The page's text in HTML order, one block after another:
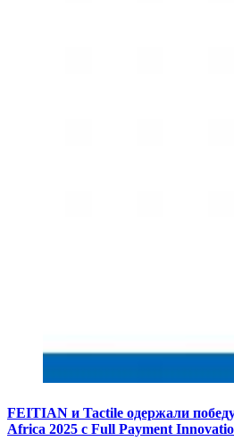
FEITIAN и Tactile одержали
Africa 2025 с Full Payment